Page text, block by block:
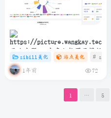
子比主题 – 文章归档页面模版
zibill美化 站点美化 # zibll
1年前 72
1 … 5